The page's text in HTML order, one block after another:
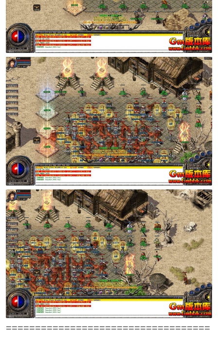
===================================